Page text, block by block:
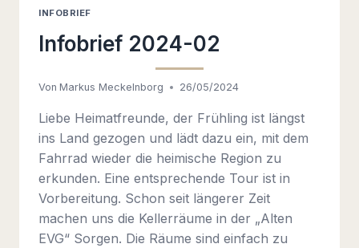
INFOBRIEF
Infobrief 2024-02
Von Markus Meckelnborg 26/05/2024
Liebe Heimatfreunde, der Frühling ist längst
ins Land gezogen und lädt dazu ein, mit dem
Fahrrad wieder die heimische Region zu
erkunden. Eine entsprechende Tour ist in
Vorbereitung. Schon seit längerer Zeit
machen uns die Kellerräume in der „Alten
EVG“ Sorgen. Die Räume sind einfach zu